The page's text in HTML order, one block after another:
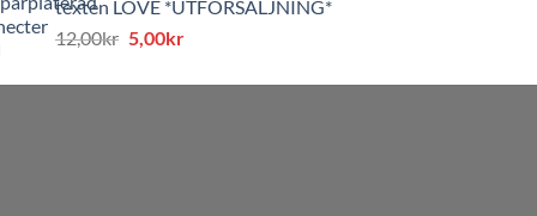
var:
12,00kr.
är:
5,00kr.
texten LOVE *UTFÖRSÄLJNING*
12,00kr Det
priset
5,00krDet
priset